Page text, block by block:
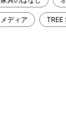
メディア TREE